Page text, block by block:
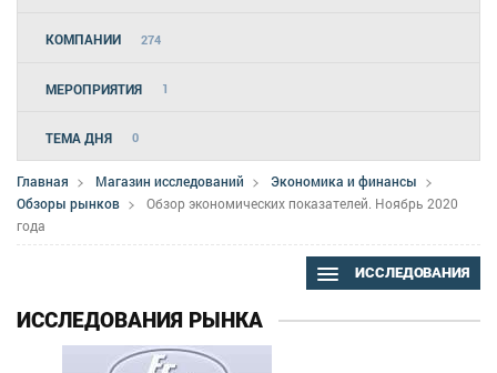
КОМПАНИИ 274
МЕРОПРИЯТИЯ 1
ТЕМА ДНЯ 0
Главная Магазин исследований
Экономика и финансы
Обзоры рынков
Обзор экономических показателей. Ноябрь 2020
года
ИССЛЕДОВАНИЯ
ИССЛЕДОВАНИЯ РЫНКА